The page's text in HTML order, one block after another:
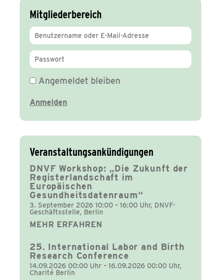
Mitgliederbereich
Angemeldet bleiben
Veranstaltungsankündigungen
DNVF Workshop: „Die Zukunft der
Registerlandschaft im
Europäischen
Gesundheitsdatenraum“
3. September 2026 10:00 – 16:00 Uhr, DNVF-
Geschäftsstelle, Berlin
MEHR ERFAHREN
25. International Labor and Birth
Research Conference
14.09.2026 00:00 Uhr – 16.09.2026 00:00 Uhr,
Charité Berlin